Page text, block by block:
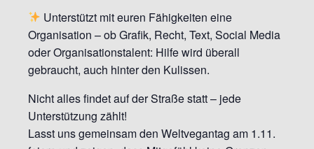
Unterstützt mit euren Fähigkeiten eine
Organisation – ob Grafik, Recht, Text, Social Media
oder Organisationstalent: Hilfe wird überall
gebraucht, auch hinter den Kulissen.
Nicht alles findet auf der Straße statt – jede
Unterstützung zählt!
Lasst uns gemeinsam den Weltvegantag am 1.11.